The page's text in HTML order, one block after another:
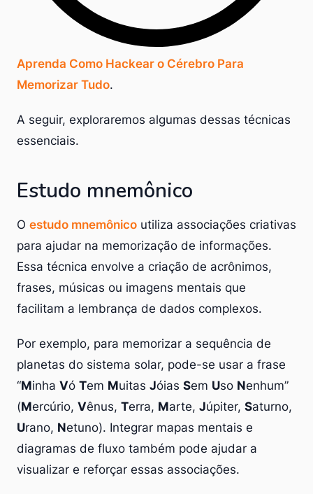
Aprenda Como Hackear o Cérebro Para
Memorizar Tudo.
A seguir, exploraremos algumas dessas técnicas
essenciais.
Estudo mnemônico
O estudo mnemônico utiliza associações criativas
para ajudar na memorização de informações.
Essa técnica envolve a criação de acrônimos,
frases, músicas ou imagens mentais que
facilitam a lembrança de dados complexos.
Por exemplo, para memorizar a sequência de
planetas do sistema solar, pode-se usar a frase
“Minha Vó Tem Muitas Jóias Sem Uso Nenhum”
(Mercúrio, Vênus, Terra, Marte, Júpiter, Saturno,
Urano, Netuno). Integrar mapas mentais e
diagramas de fluxo também pode ajudar a
visualizar e reforçar essas associações.